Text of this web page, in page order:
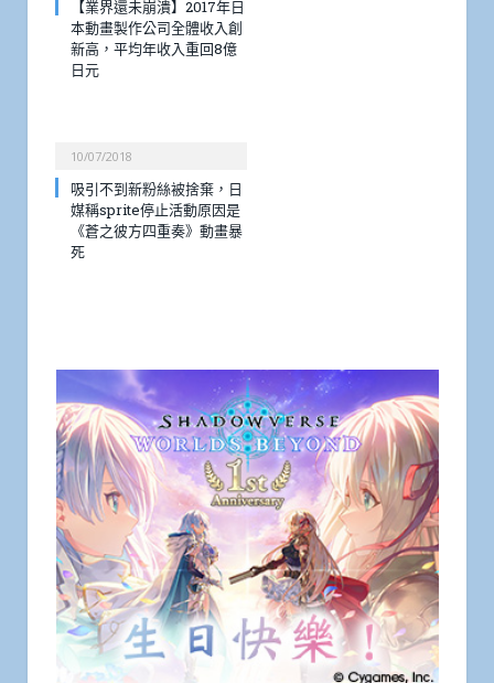
【業界還未崩潰】2017年日
本動畫製作公司全體收入創
新高，平均年收入重回8億
日元
10/07/2018
吸引不到新粉絲被捨棄，日
媒稱sprite停止活動原因是
《蒼之彼方四重奏》動畫暴
死